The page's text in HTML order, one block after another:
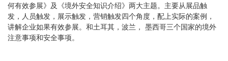
何有效参展》及《境外安全知识介绍》两大主题。主要从展品触
发，人员触发，展示触发，营销触发四个角度，配上实际的案例，
讲解企业如果有效参展。和土耳其，波兰， 墨西哥三个国家的境外
注意事项和安全事项。